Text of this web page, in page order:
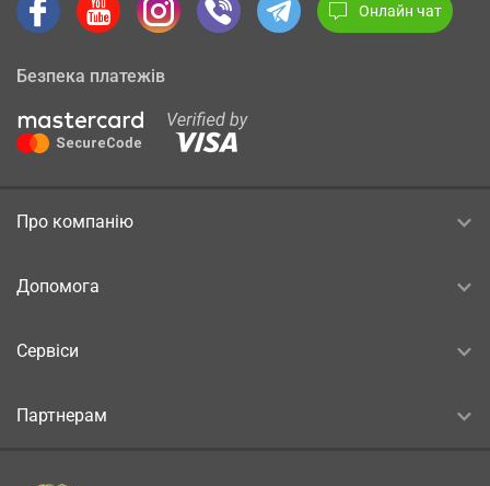
Онлайн чат
Безпека платежів
Про компанію
Допомога
Сервіси
Партнерам